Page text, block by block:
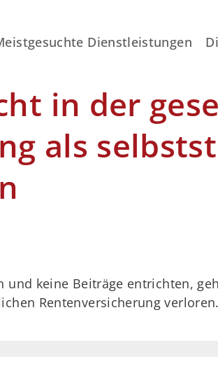
Dienstleistungen
in der
als
und keine Beiträge entrichten,
Rentenversicherung